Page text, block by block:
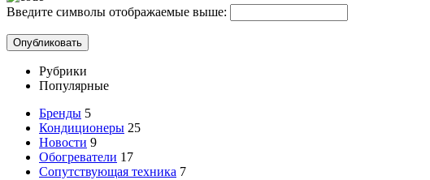
Введите символы отображаемые выше:
Рубрики
Популярные
Бренды 5
Кондиционеры 25
Новости 9
Обогреватели 17
Сопутствующая техника 7